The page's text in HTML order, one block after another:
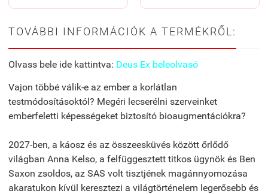
TOVÁBBI INFORMÁCIÓK A TERMÉKRŐL:
Olvass bele ide kattintva: Deus Ex beleolvasó
Vajon többé válik-e az ember a korlátlan
testmódosításoktól? Megéri lecserélni szerveinket
emberfeletti képességeket biztosító bioaugmentációkra?
2027-ben, a káosz és az összeesküvés között őrlődő
világban Anna Kelso, a felfüggesztett titkos ügynök és Ben
Saxon zsoldos, az SAS volt tisztjének magánnyomozása
akaratukon kívül keresztezi a világtörténelem legerősebb és